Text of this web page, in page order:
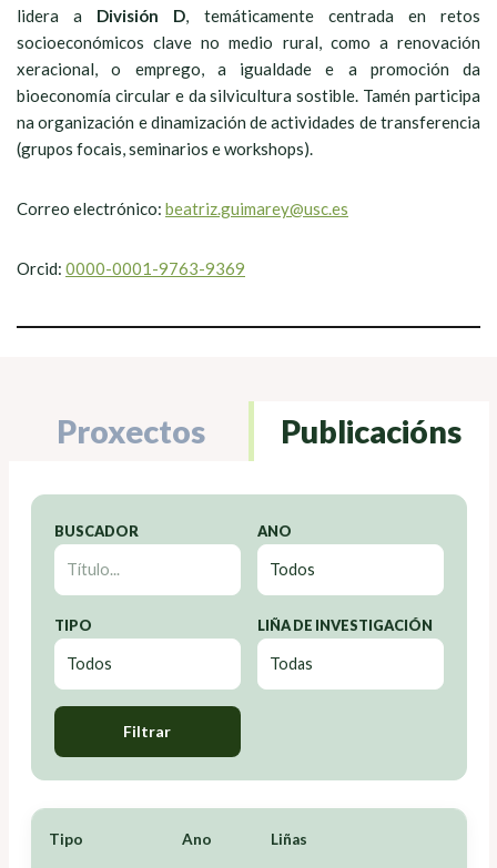
lidera a División D, temáticamente centrada en retos
socioeconómicos clave no medio rural, como a renovación
xeracional, o emprego, a igualdade e a promoción da
bioeconomía circular e da silvicultura sostible. Tamén participa
na organización e dinamización de actividades de transferencia
(grupos focais, seminarios e workshops).
Correo electrónico: beatriz.guimarey@usc.es
Orcid: 0000-0001-9763-9369
Proxectos Publicacións
BUSCADOR ANO
TIPO LIÑA DE INVESTIGACIÓN
Filtrar
Tipo Ano Liñas